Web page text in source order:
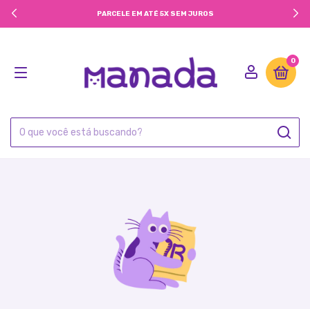
PARCELE EM ATÉ 5X SEM JUROS
0